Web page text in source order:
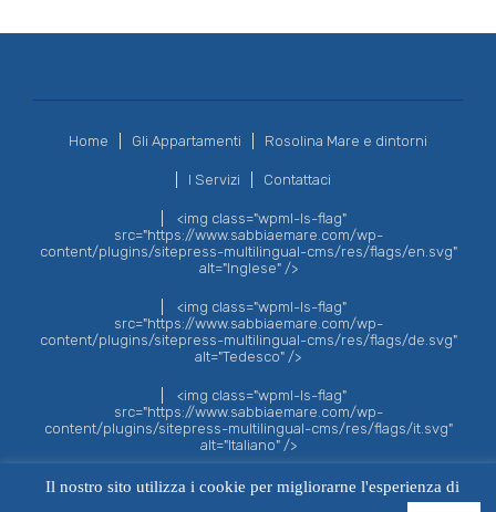
Home Gli Appartamenti Rosolina Mare e dintorni
I Servizi Contattaci
<img class="wpml-ls-flag"
src="https://www.sabbiaemare.com/wp-
content/plugins/sitepress-multilingual-cms/res/flags/en.svg"
alt="Inglese" />
<img class="wpml-ls-flag"
src="https://www.sabbiaemare.com/wp-
content/plugins/sitepress-multilingual-cms/res/flags/de.svg"
alt="Tedesco" />
<img class="wpml-ls-flag"
src="https://www.sabbiaemare.com/wp-
content/plugins/sitepress-multilingual-cms/res/flags/it.svg"
alt="Italiano" />
© 2020 RESIDENCE SABBIA E MARE. San Giorgio Investimenti
Il nostro sito utilizza i cookie per migliorarne l'esperienza di